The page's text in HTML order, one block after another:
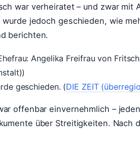
war verheiratet – und zwar mit
wurde jedoch geschieden, wie
berichten.
Angelika Freifrau von
geschieden. (DIE ZEIT
offenbar einvernehmlich –
über Streitigkeiten. Nach